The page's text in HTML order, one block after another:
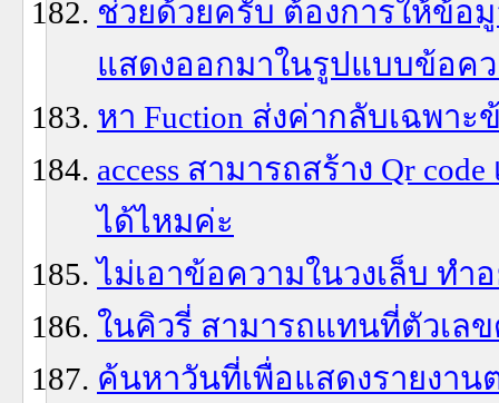
ช่วยด้วยครับ ต้องการให้ข้อ
แสดงออกมาในรูปแบบข้อค
หา Fuction ส่งค่ากลับเฉพา
access สามารถสร้าง Qr
ได้ไหมค่ะ
ไม่เอาข้อความในวงเล็บ ทำ
ในคิวรี่ สามารถแทนที่ตัวเล
ค้นหาวันที่เพื่อแสดงรายงาน